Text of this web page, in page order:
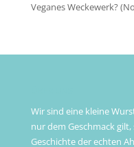
Veganes Weckewerk?
Wir sind eine kleine
nur dem Geschmack
Geschichte der echten